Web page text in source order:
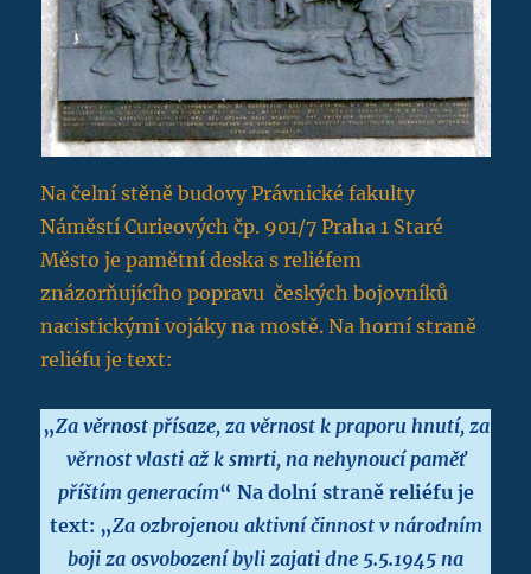
Na čelní stěně budovy Právnické fakulty
Náměstí Curieových čp. 901/7 Praha 1 Staré
Město je pamětní deska s reliéfem
znázorňujícího popravu českých bojovníků
nacistickými vojáky na mostě. Na horní straně
reliéfu je text:
„Za věrnost přísaze, za věrnost k praporu hnutí, za
věrnost vlasti až k smrti, na nehynoucí paměť
příštím generacím“ Na dolní straně reliéfu je
text: „Za ozbrojenou aktivní činnost v národním
boji za osvobození byli zajati dne 5.5.1945 na